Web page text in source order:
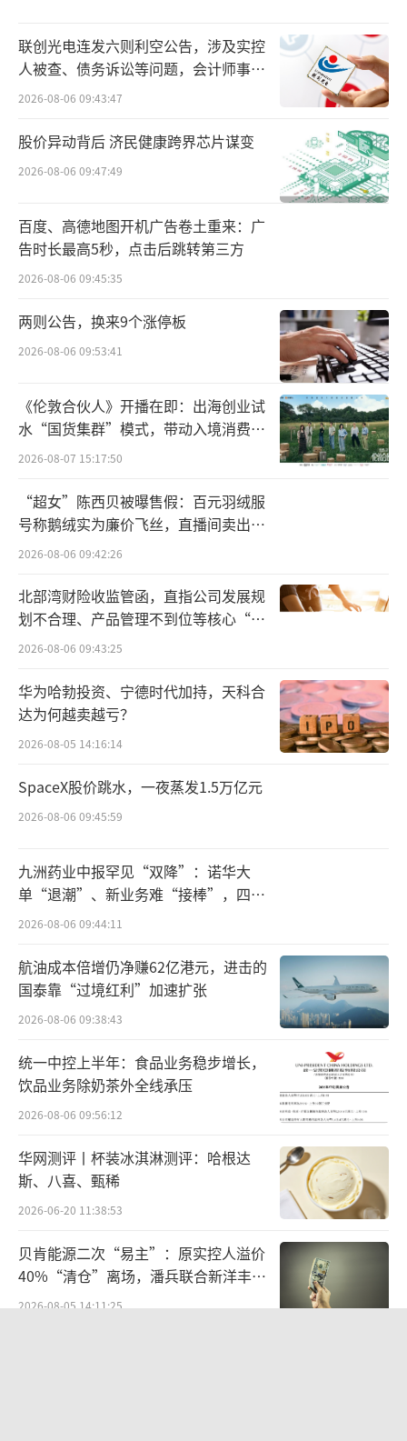
但千问这次的玩法简单得让人难以置信——
不需要复杂的攻略，不需要苦哈哈地拉人头，
只需要在对话框里输入一句“千问，帮我点杯
奶茶”，或者轻点左上角的活动入口，就有机
会获得价值25元的无门槛“千问免单卡”。
这种极简的交互，精准击中了大众的爽
点。一时间，朋友圈、微博、小红书被各
种“晒单”攻陷。有人真的只花了一分钱就喝
到了心仪的果茶，有人晒出满屏的抵扣券，调
侃自己“这个月奶茶自由了”。
更有趣的是，这场活动还衍生出了独特
的“社交货币”，朋友见面不再问“吃了
吗”，而是问“千问的奶茶领了吗”。
这波流量的爆发，不仅体现在社交媒体的
声量上，更体现在实实在在的消费拉动上。从
奶茶咖啡到生鲜水果，从便利店到超市商品，
这些“免单卡”的使用范围覆盖了生活的方方
面面。它像一根导火索，瞬间点燃了春节前的
消费热情。
这，不再是简单的“薅羊毛”，而是一场
由AI发起的、全民参与的现象级消费事件。
阿里AI的初心，是服务于每一个普通人
在一片喧嚣的红包大战中，阿里千问的这
次活动显得有些“另类”。它没有刻意强调技
请客喝奶茶。
这背后折射出的，是阿里对于AI发展的深
联创光电连发六则利空公告，涉及实控
人被查、债务诉讼等问题，会计师事务
所曾出具“保留意见”
2026-08-06 09:43:47
股价异动背后 济民健康跨界芯片谋变
2026-08-06 09:47:49
百度、高德地图开机广告卷土重来：广
告时长最高5秒，点击后跳转第三方
2026-08-06 09:45:35
两则公告，换来9个涨停板
2026-08-06 09:53:41
《伦敦合伙人》开播在即：出海创业试
水“国货集群”模式，带动入境消费反
向种草
2026-08-07 15:17:50
“超女”陈西贝被曝售假：百元羽绒服
号称鹅绒实为廉价飞丝，直播间卖出超
百万元
2026-08-06 09:42:26
北部湾财险收监管函，直指公司发展规
划不合理、产品管理不到位等核心“痛
点”
2026-08-06 09:43:25
华为哈勃投资、宁德时代加持，天科合
达为何越卖越亏？
2026-08-05 14:16:14
SpaceX股价跳水，一夜蒸发1.5万亿元
2026-08-06 09:45:59
九洲药业中报罕见“双降”：诺华大
单“退潮”、新业务难“接棒”，四大
难关待闯
2026-08-06 09:44:11
航油成本倍增仍净赚62亿港元，进击的
国泰靠“过境红利”加速扩张
2026-08-06 09:38:43
统一中控上半年：食品业务稳步增长，
饮品业务除奶茶外全线承压
2026-08-06 09:56:12
华网测评丨杯装冰淇淋测评：哈根达
斯、八喜、甄稀
2026-06-20 11:38:53
贝肯能源二次“易主”：原实控人溢价
40%“清仓”离场，潘兵联合新洋丰、
宏科百世拟入主
2026-08-05 14:11:25